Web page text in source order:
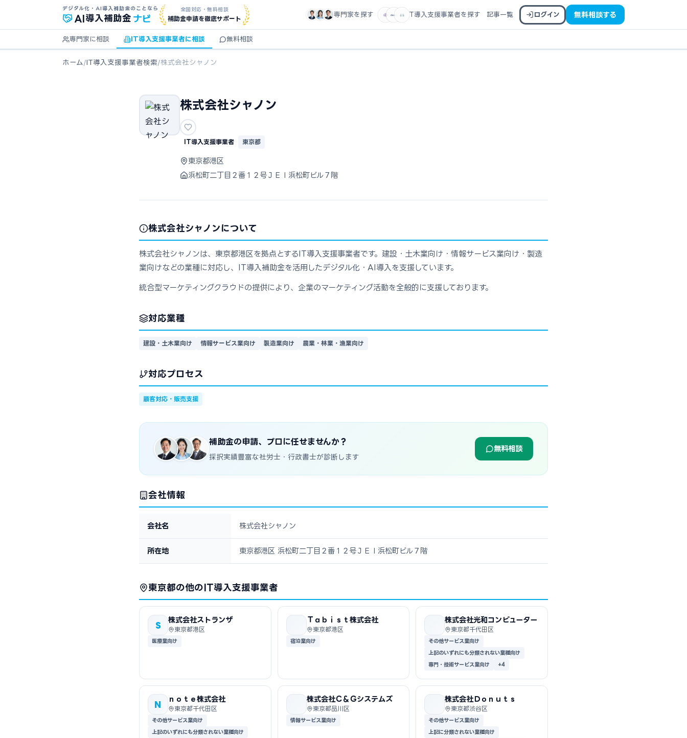
デジタル化・AI導入補助金のことなら
AI導入補助金 ナビ
全国対応・無料相談
補助金申請を徹底サポート
専門家を探す IT導入支援事業者を探す 記事一覧 ログイン 無料相談する
専門家に相談 IT導入支援事業者に相談 無料相談
ホーム /IT導入支援事業者検索/株式会社シャノン
株式会社シャノン
IT導入支援事業者 東京都
東京都港区
浜松町二丁目２番１２号ＪＥＩ浜松町ビル７階
株式会社シャノンについて
株式会社シャノンは、東京都港区を拠点とするIT導入支援事業者です。建設・土木業向け・情報サービス業向け・製造
業向けなどの業種に対応し、IT導入補助金を活用したデジタル化・AI導入を支援しています。
統合型マーケティングクラウドの提供により、企業のマーケティング活動を全般的に支援しております。
対応業種
建設・土木業向け 情報サービス業向け 製造業向け 農業・林業・漁業向け
対応プロセス
顧客対応・販売支援
補助金の申請、プロに任せませんか？
採択実績豊富な社労士・行政書士が診断します
無料相談
会社情報
会社名 株式会社シャノン
所在地 東京都港区 浜松町二丁目２番１２号ＪＥＩ浜松町ビル７階
東京都の他のIT導入支援事業者
S
株式会社ストランザ
東京都港区
医療業向け
Ｔａｂｉｓｔ株式会社
東京都港区
宿泊業向け
株式会社光和コンピューター
東京都千代田区
その他サービス業向け
上記のいずれにも分類されない業種向け
専門・技術サービス業向け
+4
N
ｎｏｔｅ株式会社
東京都千代田区
その他サービス業向け
上記のいずれにも分類されない業種向け
株式会社Ｃ＆Ｇシステムズ
東京都品川区
情報サービス業向け
株式会社Ｄｏｎｕｔｓ
東京都渋谷区
その他サービス業向け
上記に分類されない業種向け